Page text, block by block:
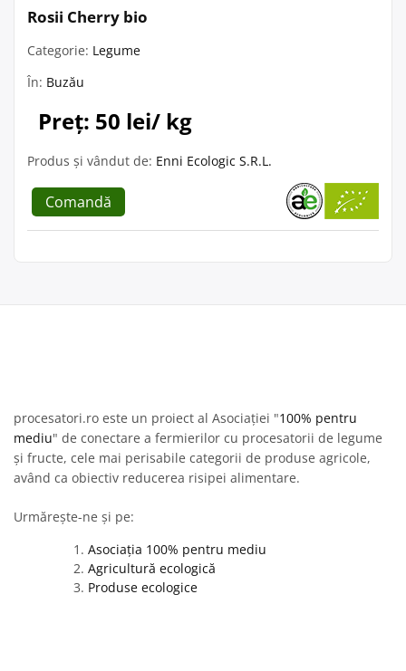
Rosii Cherry bio
Categorie: Legume
În: Buzău
Preț: 50 lei/ kg
Produs și vândut de: Enni Ecologic S.R.L.
Comandă
procesatori.ro este un proiect al Asociației "100% pentru
mediu" de conectare a fermierilor cu procesatorii de legume
și fructe, cele mai perisabile categorii de produse agricole,
având ca obiectiv reducerea risipei alimentare.
Urmărește-ne și pe:
Asociația 100% pentru mediu
Agricultură ecologică
Produse ecologice